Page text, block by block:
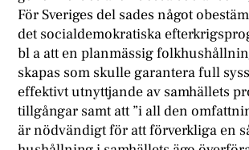
För Sveriges del sades något
det socialdemokratiska
bl a att en planmässig
skapas som skulle garantera full
effektivt utnyttjande av samhällets
tillgångar samt att ”i all den
är nödvändigt för att förverkliga en